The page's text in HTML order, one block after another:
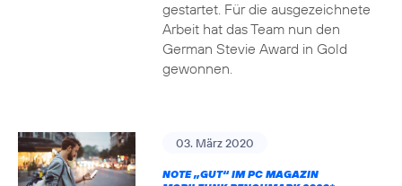
gestartet. Für die ausgezeichnete
Arbeit hat das Team nun den
German Stevie Award in Gold
gewonnen.
03. März 2020
NOTE „GUT“ IM PC MAGAZIN